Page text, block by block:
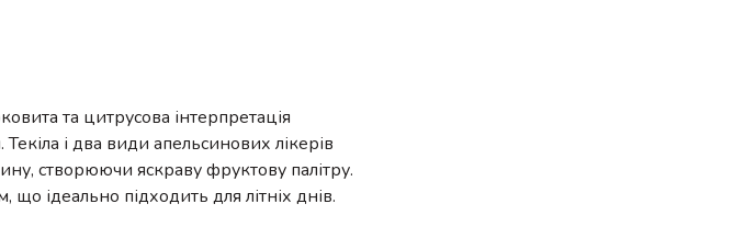
та цитрусова інтерпретація
і два види апельсинових лікерів
створюючи яскраву фруктову палітру.
ідеально підходить для літніх днів.